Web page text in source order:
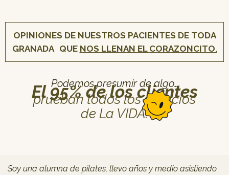
OPINIONES DE NUESTROS PACIENTES DE TODA
GRANADA QUE NOS LLENAN EL CORAZONCITO.
Podemos presumir de algo…
El 95% de los clientes
prueban todos los servicios
de La VIDA.
Soy una alumna de pilates, llevo años y medio asistiendo